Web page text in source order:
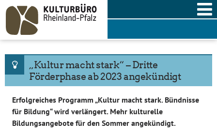
Skip
content
„Kultur macht stark“ – Dritte
Förderphase ab 2023 angekündigt
Erfolgreiches Programm „Kultur macht stark. Bündnisse
für Bildung“ wird verlängert. Mehr kulturelle
Bildungsangebote für den Sommer angekündigt.